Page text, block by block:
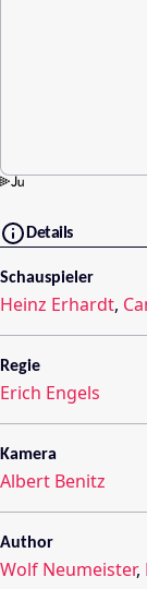
Details
Schauspieler
Heinz Erhardt,
Regie
Erich Engels
Kamera
Albert Benitz
Author
Wolf Neumeister,